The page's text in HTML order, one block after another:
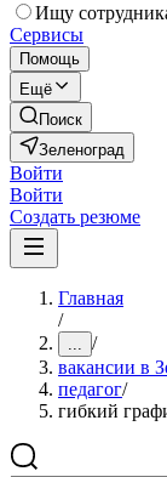
Ищу
Сервисы
Помощь
Ещё
Поиск
Зеленоград
Войти
Войти
Создать резюме
Главная
/
... /
вакансии в
педагог/
гибкий